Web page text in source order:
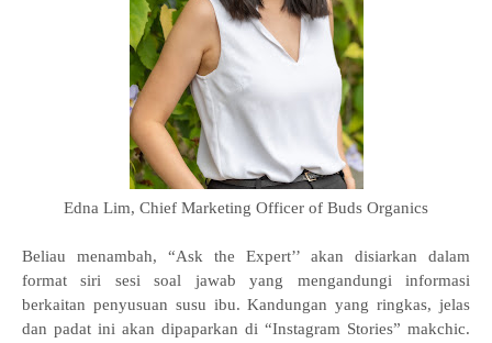
Edna Lim, Chief Marketing Officer of Buds Organics
Beliau menambah, “Ask the Expert’’ akan disiarkan dalam
format siri sesi soal jawab yang mengandungi informasi
berkaitan penyusuan susu ibu. Kandungan yang ringkas, jelas
dan padat ini akan dipaparkan di “Instagram Stories” makchic.